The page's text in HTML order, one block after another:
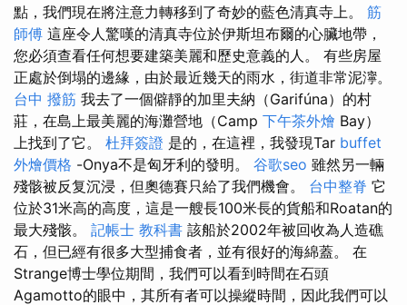
點，我們現在將注意力轉移到了奇妙的藍色清真寺上。 筋
師傅 這座令人驚嘆的清真寺位於伊斯坦布爾的心臟地帶，
您必須查看任何想要建築美麗和歷史意義的人。 有些房屋
正處於倒塌的邊緣，由於最近幾天的雨水，街道非常泥濘。
台中 撥筋 我去了一個僻靜的加里夫納（Garifúna）的村
莊，在島上最美麗的海灘營地（Camp 下午茶外燴 Bay）
上找到了它。 杜拜簽證 是的，在這裡，我發現Tar buffet
外燴價格 -Onya不是匈牙利的發明。 谷歌seo 雖然另一輛
殘骸被反复沉浸，但奧德賽只給了我們機會。 台中整脊 它
位於31米高的高度，這是一艘長100米長的貨船和Roatan的
最大殘骸。 記帳士 教科書 該船於2002年被回收為人造礁
石，但已經有很多大型捕食​​者，並有很好的海綿蓋。 在
Strange博士學位期間，我們可以看到時間在石頭
Agamotto的眼中，其所有者可以操縱時間，因此我們可以